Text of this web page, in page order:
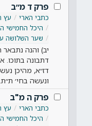
פרק ד מ״ב
כתבי הארי
עץ
היכל החמישי
שער השלושה
יב) והנה
דתבונה בתוכו.
דז״א, מהיכן
ונעשה בחי׳ ת״ת…
פרק ה מ"ב
כתבי הארי
עץ
היכל החמישי